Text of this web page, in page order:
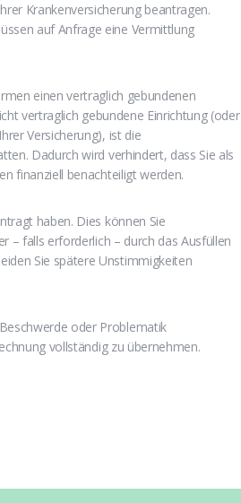
Krankenversicherung beantragen.
auf Anfrage eine Vermittlung
einen vertraglich gebundenen
vertraglich gebundene Einrichtung (oder
Versicherung), ist die
Dadurch wird verhindert, dass Sie als
finanziell benachteiligt werden.
haben. Dies können Sie
– falls erforderlich – durch das Ausfüllen
Sie spätere Unstimmigkeiten
oder Problematik
vollständig zu übernehmen.